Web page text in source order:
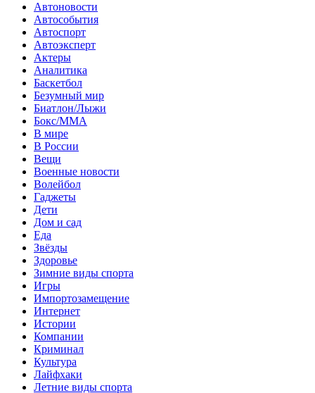
Автоновости
Автособытия
Автоспорт
Автоэксперт
Актеры
Аналитика
Баскетбол
Безумный мир
Биатлон/Лыжи
Бокс/MMA
В мире
В России
Вещи
Военные новости
Волейбол
Гаджеты
Дети
Дом и сад
Еда
Звёзды
Здоровье
Зимние виды спорта
Игры
Импортозамещение
Интернет
Истории
Компании
Криминал
Культура
Лайфхаки
Летние виды спорта